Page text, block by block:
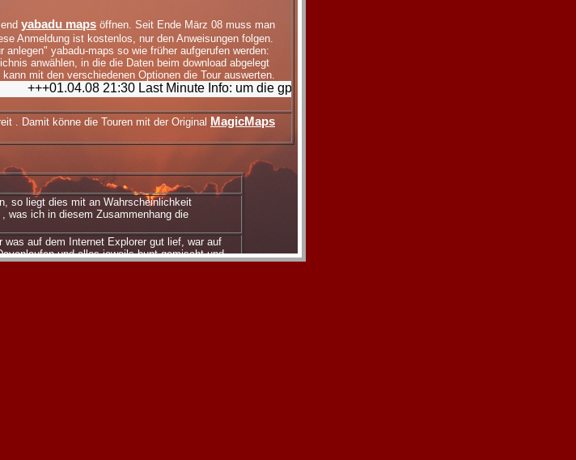
yabadu maps öffnen. Seit Ende März 08 muss man
Anmeldung ist kostenlos, nur den Anweisungen folgen.
yabadu-maps so wie früher aufgerufen werden:
anwählen, in die die Daten beim download abgelegt
mit den verschiedenen Optionen die Tour auswerten.
+++01.04.08 21:30 Last Minute Info: um die gpx-Dateien unter yabadu.de öffnen zu können,
. Damit könne die Touren mit der Original MagicMaps
so liegt dies mit an Wahrscheinlichkeit
was ich in diesem Zusammenhang die
auf dem Internet Explorer gut lief, war auf
und alles jeweils bunt gemischt und
Urteil abzugeben, welcher Broswer der alleinig